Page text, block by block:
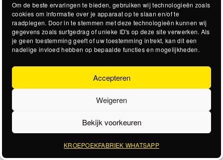
Om de beste ervaringen te bieden, gebruiken wij technologieën zoals
cookies om informatie over je apparaat op te slaan en/of te
raadplegen. Door in te stemmen met deze technologieën kunnen wij
gegevens zoals surfgedrag of unieke ID's op deze site verwerken. Als
je geen toestemming geeft of uw toestemming intrekt, kan dit een
nadelige invloed hebben op bepaalde functies en mogelijkheden.
Accepteren
Weigeren
Bekijk voorkeuren
KROEPOEKFABRIEK WHATSAPP